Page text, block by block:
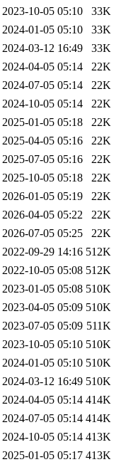
2023-10-05 05:10
33K
2024-01-05 05:10
33K
2024-03-12 16:49
33K
2024-04-05 05:14
22K
2024-07-05 05:14
22K
2024-10-05 05:14
22K
2025-01-05 05:18
22K
2025-04-05 05:16
22K
2025-07-05 05:16
22K
2025-10-05 05:18
22K
2026-01-05 05:19
22K
2026-04-05 05:22
22K
2026-07-05 05:25
22K
2022-09-29 14:16 512K
2022-10-05 05:08 512K
2023-01-05 05:08 510K
2023-04-05 05:09 510K
2023-07-05 05:09 511K
2023-10-05 05:10 510K
2024-01-05 05:10 510K
2024-03-12 16:49 510K
2024-04-05 05:14 414K
2024-07-05 05:14 414K
2024-10-05 05:14 413K
2025-01-05 05:17 413K